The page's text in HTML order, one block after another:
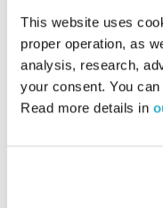
This website uses
proper operation, as
analysis, research,
your consent. You
Read more details in